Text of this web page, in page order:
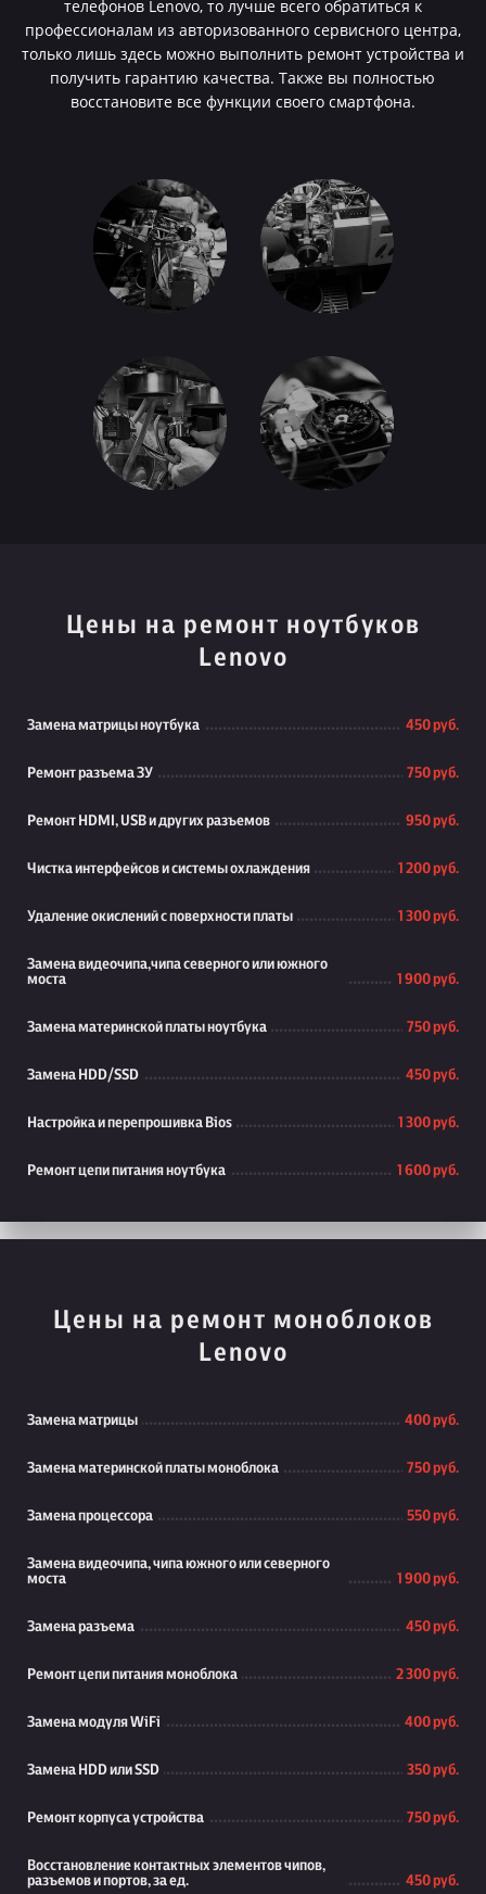
телефонов Lenovo, то лучше всего обратиться к
профессионалам из авторизованного сервисного центра,
только лишь здесь можно выполнить ремонт устройства и
получить гарантию качества. Также вы полностью
восстановите все функции своего смартфона.
Цены на ремонт ноутбуков
Lenovo
Замена матрицы ноутбука 450 руб.
Ремонт разъема ЗУ 750 руб.
Ремонт HDMI, USB и других разъемов 950 руб.
Чистка интерфейсов и системы охлаждения 1 200 руб.
Удаление окислений с поверхности платы 1 300 руб.
Замена видеочипа,чипа северного или южного
моста
1 900 руб.
Замена материнской платы ноутбука 750 руб.
Замена HDD/SSD 450 руб.
Настройка и перепрошивка Bios 1 300 руб.
Ремонт цепи питания ноутбука 1 600 руб.
Цены на ремонт моноблоков
Lenovo
Замена матрицы 400 руб.
Замена материнской платы моноблока 750 руб.
Замена процессора 550 руб.
Замена видеочипа, чипа южного или северного
моста
1 900 руб.
Замена разъема 450 руб.
Ремонт цепи питания моноблока 2 300 руб.
Замена модуля WiFi 400 руб.
Замена HDD или SSD 350 руб.
Ремонт корпуса устройства 750 руб.
Восстановление контактных элементов чипов,
разъемов и портов, за ед.
450 руб.